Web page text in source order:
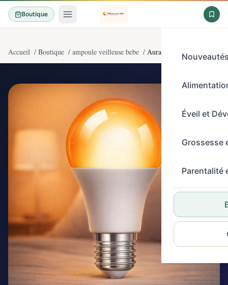
Boutique
Éveil et
Grossesse
Parentalité
Accueil / Boutique / ampoule veilleuse bebe / Aurahome Ampoule LED